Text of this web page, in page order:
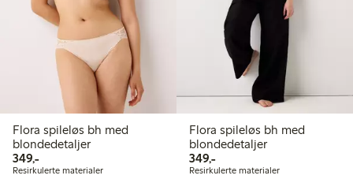
Flora spileløs bh med
blondedetaljer
349,-349,00 kr
Resirkulerte materialer
Flora spileløs bh med
blondedetaljer
349,-349,00 kr
Resirkulerte materialer